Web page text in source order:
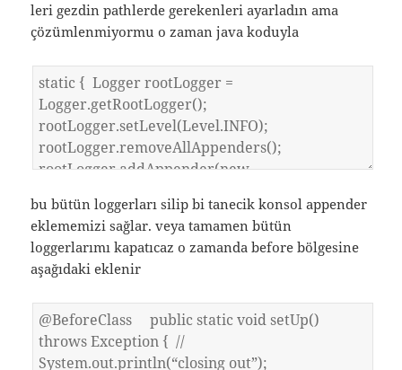
leri gezdin pathlerde gerekenleri ayarladın ama
çözümlenmiyormu o zaman java koduyla
bu bütün loggerları silip bi tanecik konsol appender
eklememizi sağlar. veya tamamen bütün
loggerlarımı kapatıcaz o zamanda before bölgesine
aşağıdaki eklenir